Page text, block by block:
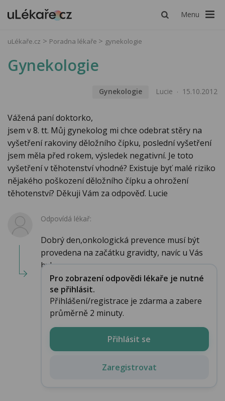
Menu
uLékaře.cz Poradna lékaře gynekologie
Gynekologie
Gynekologie Lucie 15.10.2012
Vážená paní doktorko,
jsem v 8. tt. Můj gynekolog mi chce odebrat stěry na
vyšetření rakoviny děložního čípku, poslední vyšetření
jsem měla před rokem, výsledek negativní. Je toto
vyšetření v těhotenství vhodné? Existuje byť malé riziko
nějakého poškození děložního čípku a ohrožení
těhotenství? Děkuji Vám za odpověď. Lucie
Odpovídá lékař:
Dobrý den,onkologická prevence musí být
provedena na začátku gravidty, navíc u Vás
byla prov...
Pro zobrazení odpovědi lékaře je nutné
se přihlásit.
Přihlášení/registrace je zdarma a zabere
průměrně 2 minuty.
Přihlásit se
Zaregistrovat